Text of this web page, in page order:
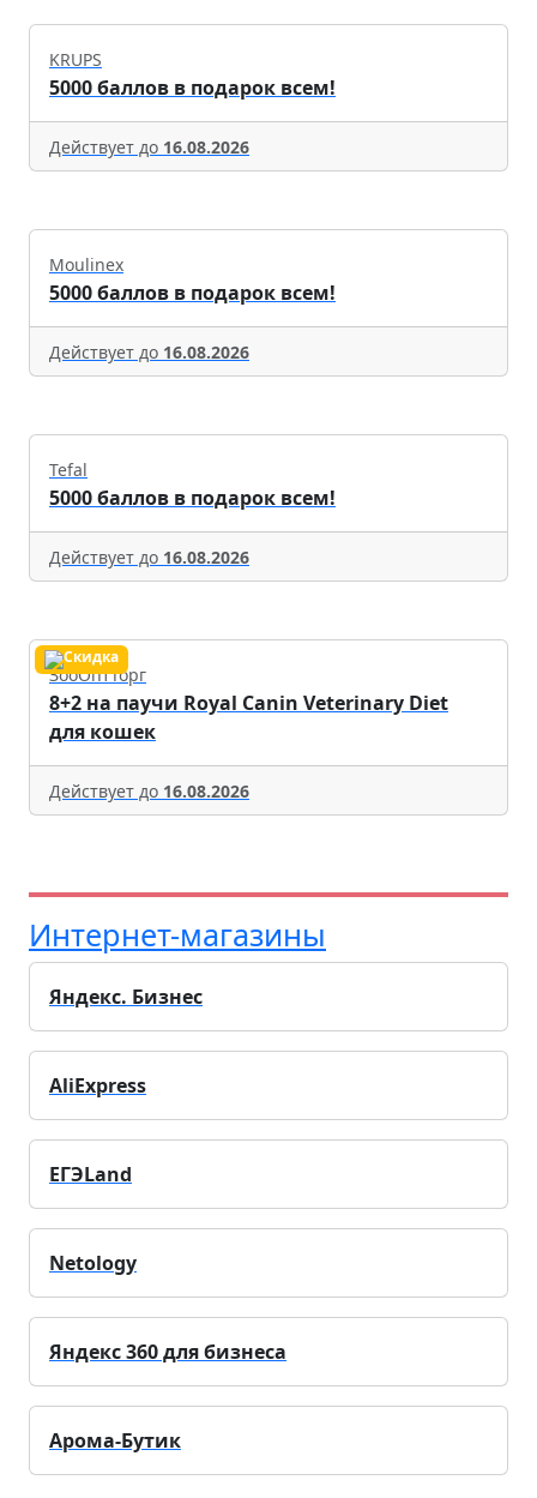
KRUPS
5000 баллов в подарок всем!
Действует до 16.08.2026
Moulinex
5000 баллов в подарок всем!
Действует до 16.08.2026
Tefal
5000 баллов в подарок всем!
Действует до 16.08.2026
ЗооОптТорг
8+2 на паучи Royal Canin Veterinary Diet
для кошек
Действует до 16.08.2026
Интернет-магазины
Яндекс. Бизнес
AliExpress
ЕГЭLand
Netology
Яндекс 360 для бизнеса
Арома-Бутик